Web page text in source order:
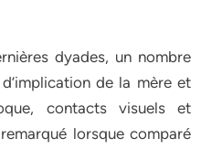
dyades, un nombre
de la mère et
contacts visuels et
lorsque comparé